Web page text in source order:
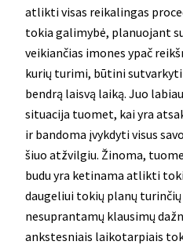
atlikti visas reikalingas
tokia galimybė, planuojant
veikiančias imones ypač
kurių turimi, būtini
bendrą laisvą laiką. Juo
situacija tuomet, kai yra
ir bandoma įvykdyti visus
šiuo atžvilgiu. Žinoma,
budu yra ketinama atlikti
daugeliui tokių planų
nesuprantamų klausimų
ankstesniais laikotarpiais